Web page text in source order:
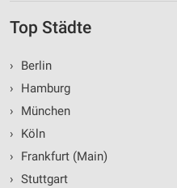
Top Städte
›
Berlin
›
Hamburg
›
München
›
Köln
›
Frankfurt (Main)
› Stuttgart
Informationen identifizieren
Nicht-IAB-Verarbeitungszwecke:
Notwendig
Funktional